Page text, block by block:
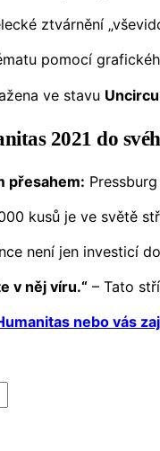
ztvárnění
pomocí
ve stavu
2021 do
přesahem:
kusů je ve světě
není jen investicí
v něj víru.“ – Tato
nebo vás